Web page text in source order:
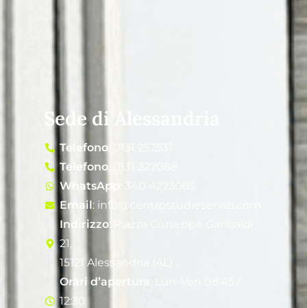
Sede di Alessandria
Telefono: 0131 252531
Telefono: 0131 227088
WhatsApp
Email: info@centrostudieservizi.com
Indirizzo: Piazza Giuseppe Garibaldi
21,
15121 Alessandria (AL)
Orari d’apertura
12:30